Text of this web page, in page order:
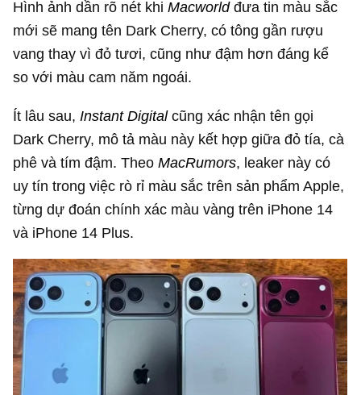
Hình ảnh dần rõ nét khiMacworldđưa tin màu sắc
mới sẽ mang tên Dark Cherry, có tông gần rượu
vang thay vì đỏ tươi, cũng như đậm hơn đáng kể
so với màu cam năm ngoái.
Ít lâu sau, Instant Digitalcũng xác nhận tên gọi
Dark Cherry, mô tả màu này kết hợp giữa đỏ tía, cà
phê và tím đậm. TheoMacRumors, leaker này có
uy tín trong việc rò rỉ màu sắc trên sản phẩm Apple,
từng dự đoán chính xác màu vàng trên iPhone 14
và iPhone 14 Plus.